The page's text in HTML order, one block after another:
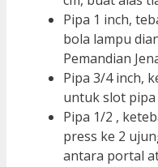
Pipa 1 inch,
bola lampu
Pemandian
Pipa 3/4 inch,
untuk slot
Pipa 1/2 ,
press ke 2
antara portal